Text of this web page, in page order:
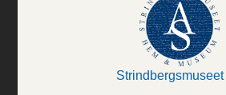
Strindbergsmuseet